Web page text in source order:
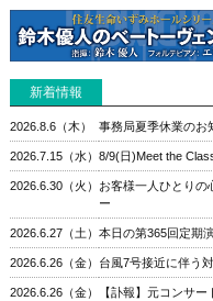
新着情報
2026.8.6（木） 事務局夏季休業のお
2026.7.15（水） 8/9(日)Meet the
2026.6.30（火） お客様一人ひとりの
ー
2026.6.27（土） 本日の第365回定期
2026.6.26（金） 台風7号接近に伴う
2026.6.26（金） 【訃報】元コンサ